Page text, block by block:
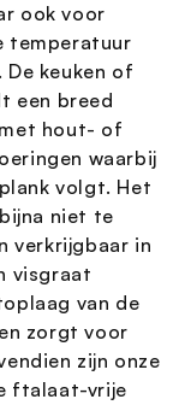
ook voor
temperatuur
De keuken of
een breed
hout- of
waarbij
volgt. Het
niet te
verkrijgbaar in
visgraat
van de
zorgt voor
zijn onze
ftalaat-vrije